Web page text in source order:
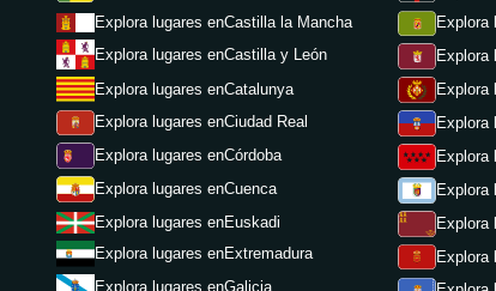
Explora lugares enCastilla la Mancha
Explora lugares enCastilla y León
Explora lugares enCatalunya
Explora lugares enCiudad Real
Explora lugares enCórdoba
Explora lugares enCuenca
Explora lugares enEuskadi
Explora lugares enExtremadura
Explora lugares enGalicia
Explora
Explora
Explora
Explora
Explora
Explora
Explora
Explora